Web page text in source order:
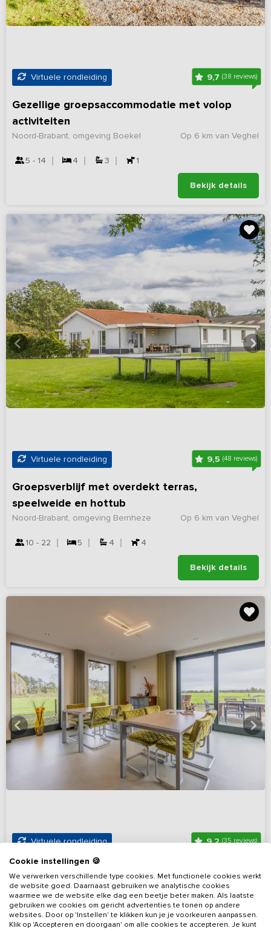
Virtuele rondleiding 9,7(38 reviews)
Gezellige groepsaccommodatie met volop
activiteiten
Op 6 km van Veghel
Noord-Brabant, omgeving Boekel
5 - 14 4 3 1
Bekijk details
Virtuele rondleiding 9,5(48 reviews)
Groepsverblijf met overdekt terras,
speelweide en hottub
Op 6 km van Veghel
Noord-Brabant, omgeving Bernheze
10 - 22 5 4 4
Bekijk details
Virtuele rondleiding 9,2(35 reviews)
Luxe privékamers met ruim terras en prachtig
uitzicht
Op 6 km van Veghel
Noord-Brabant, omgeving Erp
6 - 12 5 5 Nee
Cookie instellingen 🍪
We verwerken verschillende type cookies. Met functionele cookies werkt
de website goed. Daarnaast gebruiken we analytische cookies
waarmee we de website elke dag een beetje beter maken. Als laatste
gebruiken we cookies om gericht advertenties te tonen op andere
websites. Door op 'Instellen' te klikken kun je je voorkeuren aanpassen.
Klik op 'Accepteren en doorgaan' om alle cookies te accepteren. Je kunt